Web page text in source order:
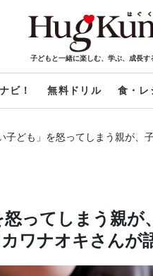
子どもと一緒に楽しむ、学ぶ、成長す
ビ！ 無料ドリル 食・レ
子ども」を怒ってしまう親が
ってしまう親が
ワナオキさんが